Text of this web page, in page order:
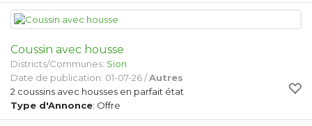
Coussin avec housse
Districts/Communes: Sion
Date de publication: 01-07-26 /Autres
2 coussins avec housses en parfait état
Type d'Annonce: Offre